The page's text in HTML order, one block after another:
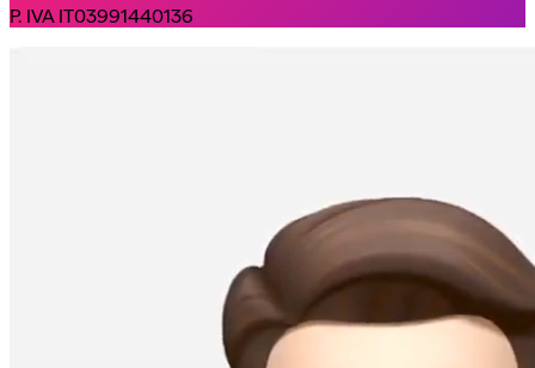
P. IVA IT03991440136